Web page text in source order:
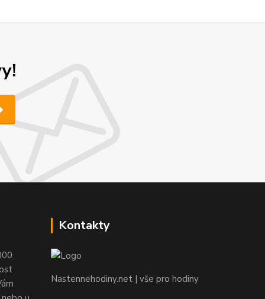
Kontakty
Nastennehodiny.net | vše pro hodiny